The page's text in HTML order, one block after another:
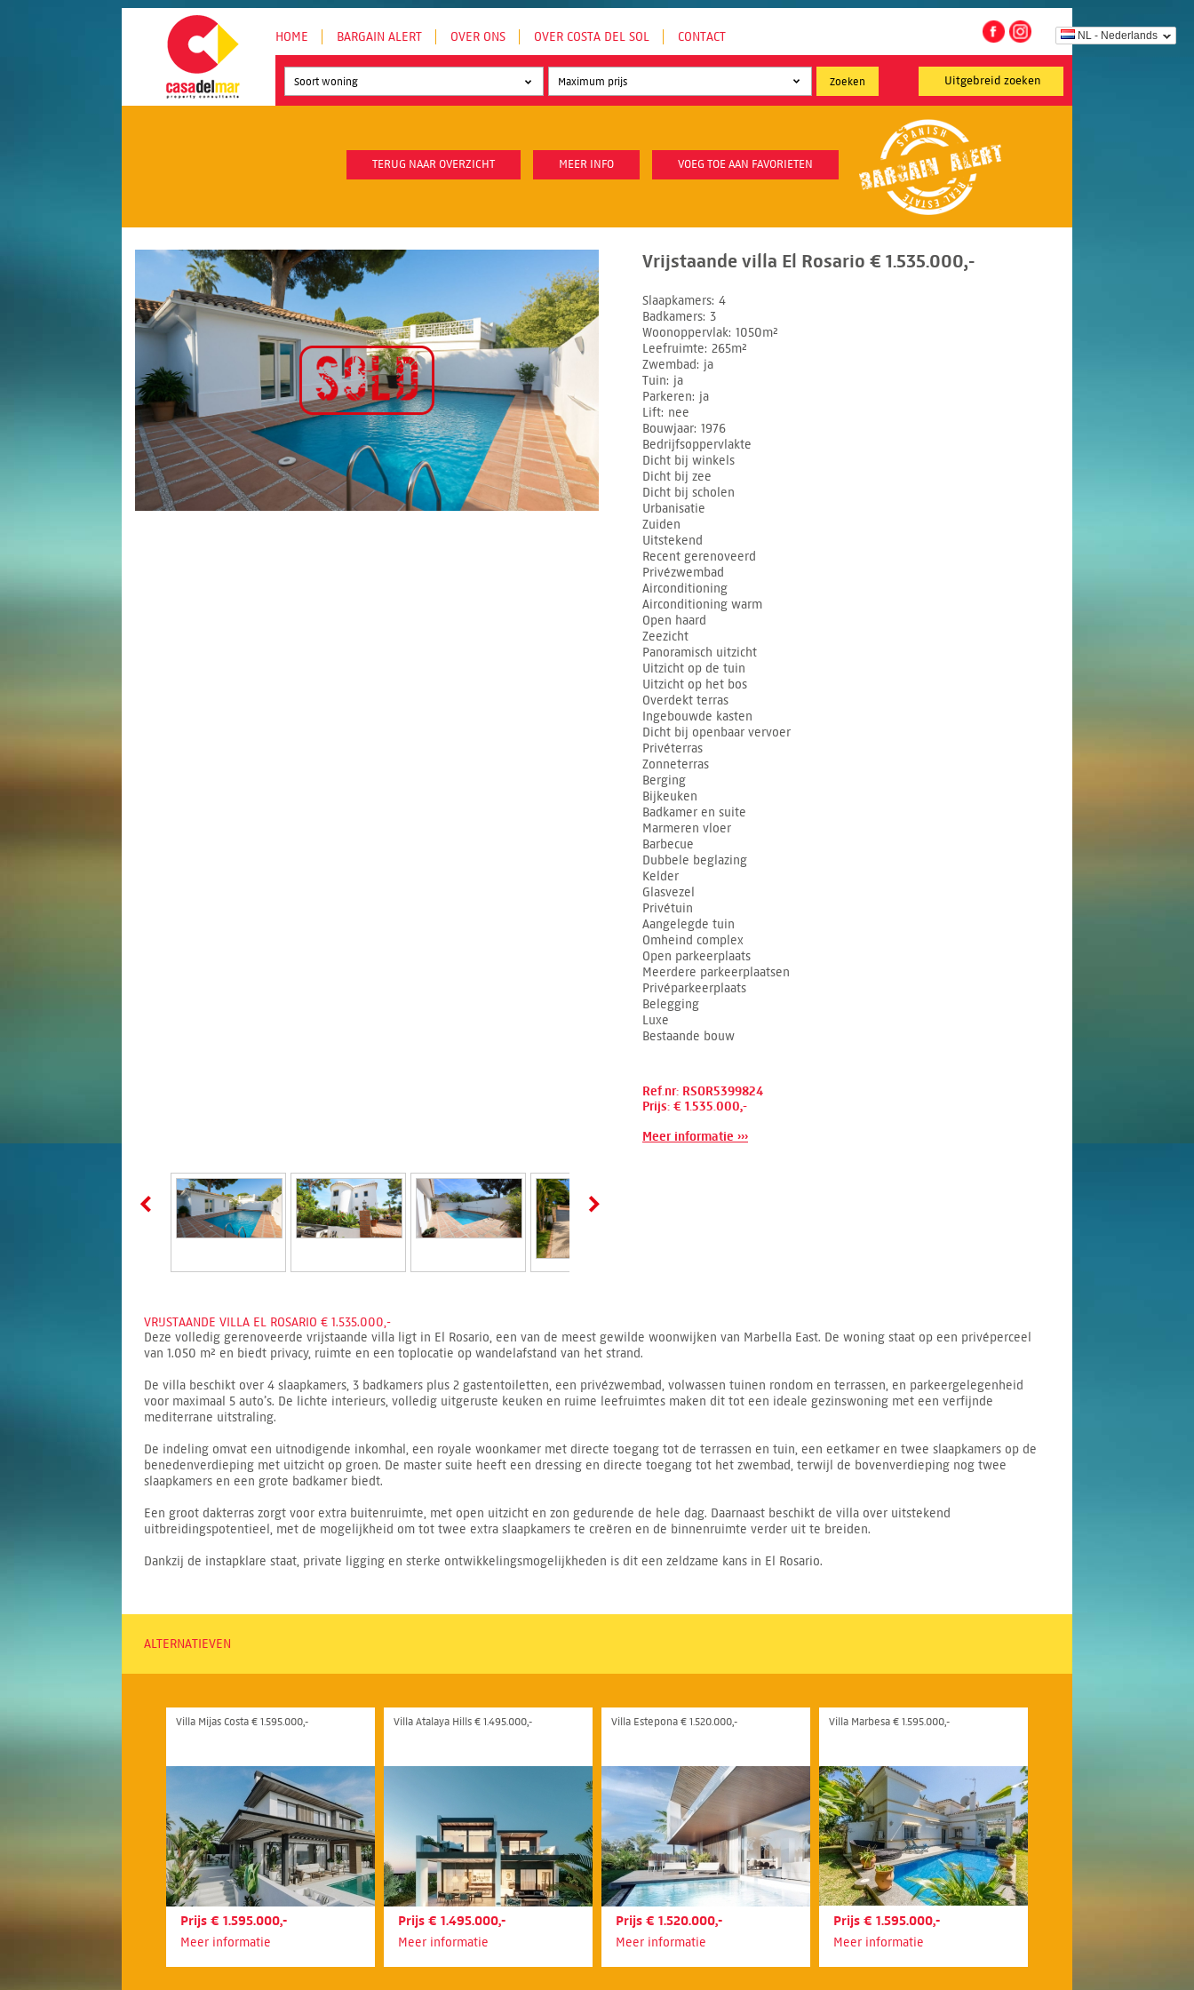
NL - Nederlands
HOME BARGAIN ALERT OVER ONS OVER COSTA DEL SOL CONTACT
Uitgebreid zoeken
Soort woning
TERUG NAAR OVERZICHT MEER INFO VOEG TOE AAN FAVORIETEN
Vrijstaande villa El Rosario € 1.535.000,-
Slaapkamers 4
Badkamers 3
Woonoppervlak 1050m²
Leefruimte 265m²
Zwembad
ja
Tuin ja
Parkeren ja
Lift nee
Bouwjaar 1976
Bedrijfsoppervlakte
Dicht bij winkels
Dicht bij zee
Dicht bij scholen
Urbanisatie
Zuiden
Uitstekend
Recent gerenoveerd
Privézwembad
Airconditioning
Airconditioning warm
Open haard
Zeezicht
Panoramisch uitzicht
Uitzicht op de tuin
Uitzicht op het bos
Overdekt terras
Ingebouwde kasten
Dicht bij openbaar vervoer
Privéterras
Zonneterras
Berging
Bijkeuken
Badkamer en suite
Marmeren vloer
Barbecue
Dubbele beglazing
Kelder
Glasvezel
Privétuin
Aangelegde tuin
Omheind complex
Open parkeerplaats
Meerdere parkeerplaatsen
Privéparkeerplaats
Belegging
Luxe
Bestaande bouw
Ref.nr: RSOR5399824
Prijs: € 1.535.000,-
Meer informatie ›››
VRIJSTAANDE VILLA EL ROSARIO € 1.535.000,-
Deze volledig gerenoveerde vrijstaande villa ligt in El Rosario, een van de meest gewilde woonwijken van Marbella East. De woning staat op een privéperceel
van 1.050 m² en biedt privacy, ruimte en een toplocatie op wandelafstand van het strand.
De villa beschikt over 4 slaapkamers, 3 badkamers plus 2 gastentoiletten, een privézwembad, volwassen tuinen rondom en terrassen, en parkeergelegenheid
voor maximaal 5 auto’s. De lichte interieurs, volledig uitgeruste keuken en ruime leefruimtes maken dit tot een ideale gezinswoning met een verfijnde
mediterrane uitstraling.
De indeling omvat een uitnodigende inkomhal, een royale woonkamer met directe toegang tot de terrassen en tuin, een eetkamer en twee slaapkamers op de
benedenverdieping met uitzicht op groen. De master suite heeft een dressing en directe toegang tot het zwembad, terwijl de bovenverdieping nog twee
slaapkamers en een grote badkamer biedt.
Een groot dakterras zorgt voor extra buitenruimte, met open uitzicht en zon gedurende de hele dag. Daarnaast beschikt de villa over uitstekend
uitbreidingspotentieel, met de mogelijkheid om tot twee extra slaapkamers te creëren en de binnenruimte verder uit te breiden.
Dankzij de instapklare staat, private ligging en sterke ontwikkelingsmogelijkheden is dit een zeldzame kans in El Rosario.
ALTERNATIEVEN
Villa Mijas Costa € 1.595.000,-
Prijs € 1.595.000,-
Meer informatie
Villa Atalaya Hills € 1.495.000,-
Prijs € 1.495.000,-
Meer informatie
Villa Estepona € 1.520.000,-
Prijs € 1.520.000,-
Meer informatie
Villa Marbesa € 1.595.000,-
Prijs € 1.595.000,-
Meer informatie